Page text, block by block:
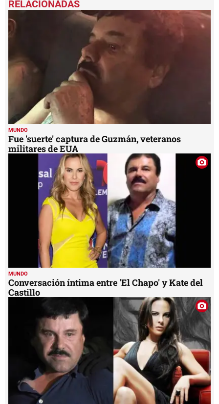
of
minutes,
13
seconds
MUNDO
Fue 'suerte' captura de Guzmán, veteranos
militares de EUA
MUNDO
Conversación íntima entre 'El Chapo' y Kate del
Castillo